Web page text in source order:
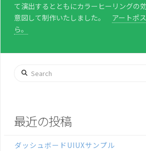
て演出するとともにカラーヒーリングの
意図して制作いたしました。 アートポ
ら。
Search
最近の投稿
ダッシュボードUIUXサンプル